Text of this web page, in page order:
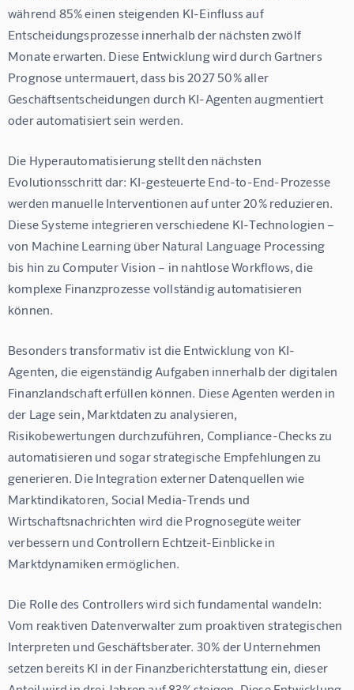
während 85% einen steigenden KI-Einfluss auf
Entscheidungsprozesse innerhalb der nächsten zwölf
Monate erwarten. Diese Entwicklung wird durch Gartners
Prognose untermauert, dass bis 2027 50% aller
Geschäftsentscheidungen durch KI-Agenten augmentiert
oder automatisiert sein werden.
Die Hyperautomatisierung stellt den nächsten
Evolutionsschritt dar: KI-gesteuerte End-to-End-Prozesse
werden manuelle Interventionen auf unter 20% reduzieren.
Diese Systeme integrieren verschiedene KI-Technologien –
von Machine Learning über Natural Language Processing
bis hin zu Computer Vision – in nahtlose Workflows, die
komplexe Finanzprozesse vollständig automatisieren
können.
Besonders transformativ ist die Entwicklung von KI-
Agenten, die eigenständig Aufgaben innerhalb der digitalen
Finanzlandschaft erfüllen können. Diese Agenten werden in
der Lage sein, Marktdaten zu analysieren,
Risikobewertungen durchzuführen, Compliance-Checks zu
automatisieren und sogar strategische Empfehlungen zu
generieren. Die Integration externer Datenquellen wie
Marktindikatoren, Social Media-Trends und
Wirtschaftsnachrichten wird die Prognosegüte weiter
verbessern und Controllern Echtzeit-Einblicke in
Marktdynamiken ermöglichen.
Die Rolle des Controllers wird sich fundamental wandeln:
Vom reaktiven Datenverwalter zum proaktiven strategischen
Interpreten und Geschäftsberater. 30% der Unternehmen
setzen bereits KI in der Finanzberichterstattung ein, dieser